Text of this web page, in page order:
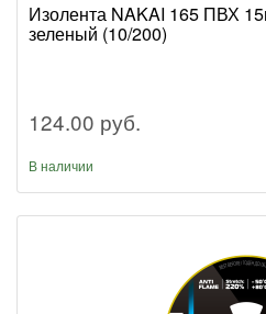
Изолента NAKAI 165 ПВХ
зеленый (10/200)
124.00 руб.
В наличии